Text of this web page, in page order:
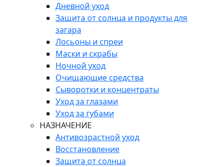
Дневной уход
Защита от солнца и продукты для
загара
Лосьоны и спреи
Маски и скрабы
Ночной уход
Очищающие средства
Сыворотки и концентраты
Уход за глазами
Уход за губами
НАЗНАЧЕНИЕ
Антивозрастной уход
Восстановление
Защита от солнца